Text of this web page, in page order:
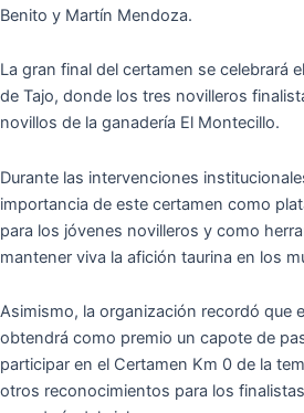
Benito y Martín Mendoza.
La gran final del certamen se celebrará
de Tajo, donde los tres novilleros
novillos de la ganadería El Montecillo.
Durante las intervenciones
importancia de este certamen como
para los jóvenes novilleros y como
mantener viva la afición taurina en los
Asimismo, la organización recordó que
obtendrá como premio un capote de
participar en el Certamen Km 0 de la
otros reconocimientos para los